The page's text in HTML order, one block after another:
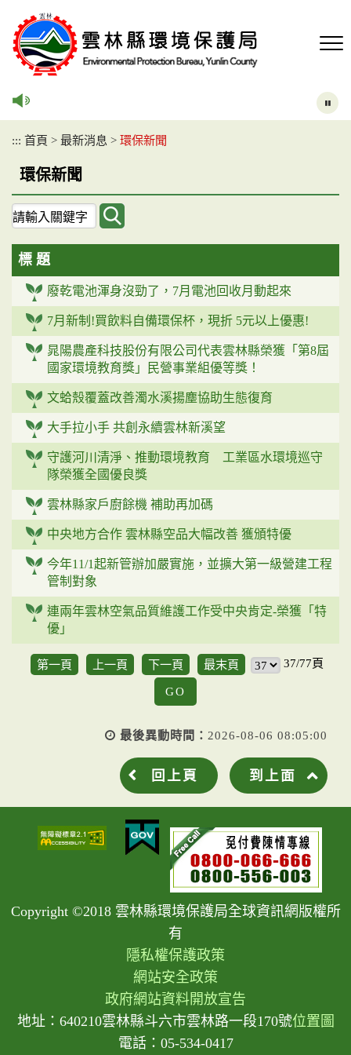
::: 首頁 > 最新消息 > 環保新聞
環保新聞
關
鍵
字
查
詢
標 題
廢乾電池渾身沒勁了，7月電池回收月動起來
7月新制!買飲料自備環保杯，現折 5元以上優惠!
晁陽農產科技股份有限公司代表雲林縣榮獲「第8屆
國家環境教育獎」民營事業組優等獎！
文蛤殼覆蓋改善濁水溪揚塵協助生態復育
大手拉小手 共創永續雲林新溪望
守護河川清淨、推動環境教育 工業區水環境巡守
隊榮獲全國優良獎
雲林縣家戶廚餘機 補助再加碼
中央地方合作 雲林縣空品大幅改善 獲頒特優
今年11/1起新管辦加嚴實施，並擴大第一級營建工程
管制對象
連兩年雲林空氣品質維護工作受中央肯定-榮獲「特
優」
第一頁 上一頁 下一頁 最末頁
37/77頁
GO
最後異動時間： 2026-08-06 08:05:00
回上頁 到上面
Copyright ©2018 雲林縣環境保護局全球資訊網版權所
有
隱私權保護政策
網站安全政策
政府網站資料開放宣告
地址：640210雲林縣斗六市雲林路一段170號位置圖
電話：05-534-0417